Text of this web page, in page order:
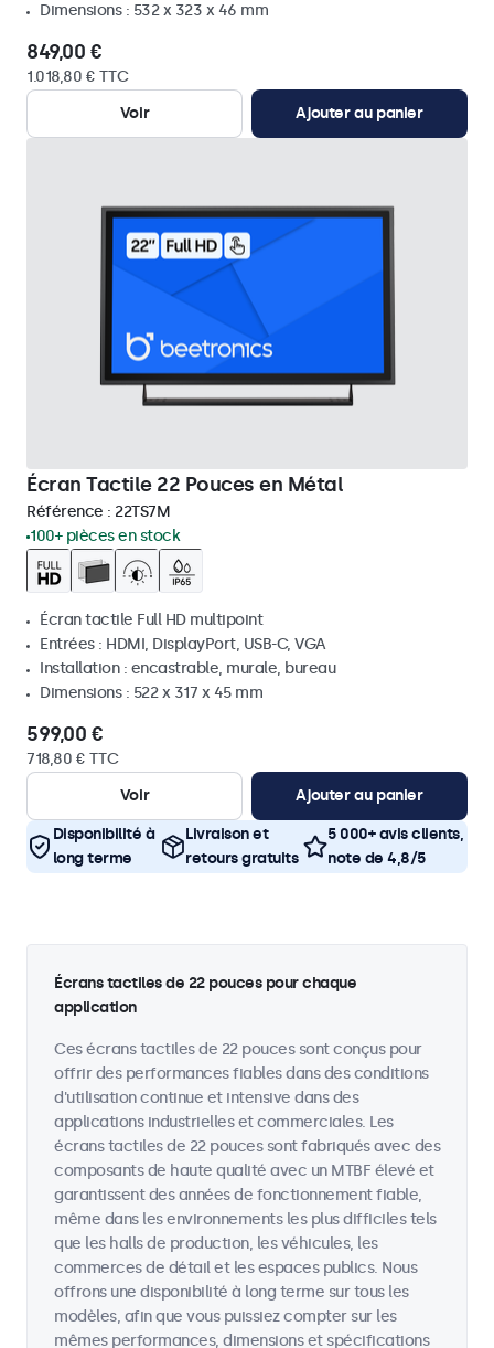
Dimensions : 532 x 323 x 46 mm
849,00 €
1.018,80 € TTC
Voir
Ajouter au panier
Écran Tactile 22 Pouces en Métal
Référence : 22TS7M
100+ pièces en stock
Écran tactile Full HD multipoint
Entrées : HDMI, DisplayPort, USB-C, VGA
Installation : encastrable, murale, bureau
Dimensions : 522 x 317 x 45 mm
599,00 €
718,80 € TTC
Voir
Ajouter au panier
Disponibilité à
long terme
Livraison et
retours gratuits
5 000+ avis clients,
note de 4,8/5
Écrans tactiles de 22 pouces pour chaque
application
Ces écrans tactiles de 22 pouces sont conçus pour
offrir des performances fiables dans des conditions
d'utilisation continue et intensive dans des
applications industrielles et commerciales. Les
écrans tactiles de 22 pouces sont fabriqués avec des
composants de haute qualité avec un MTBF élevé et
garantissent des années de fonctionnement fiable,
même dans les environnements les plus difficiles tels
que les halls de production, les véhicules, les
commerces de détail et les espaces publics. Nous
offrons une disponibilité à long terme sur tous les
modèles, afin que vous puissiez compter sur les
mêmes performances, dimensions et spécifications